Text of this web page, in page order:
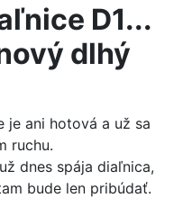
D1...
dlhý
je ani hotová a už sa
ruchu.
dnes spája diaľnica,
bude len pribúdať.